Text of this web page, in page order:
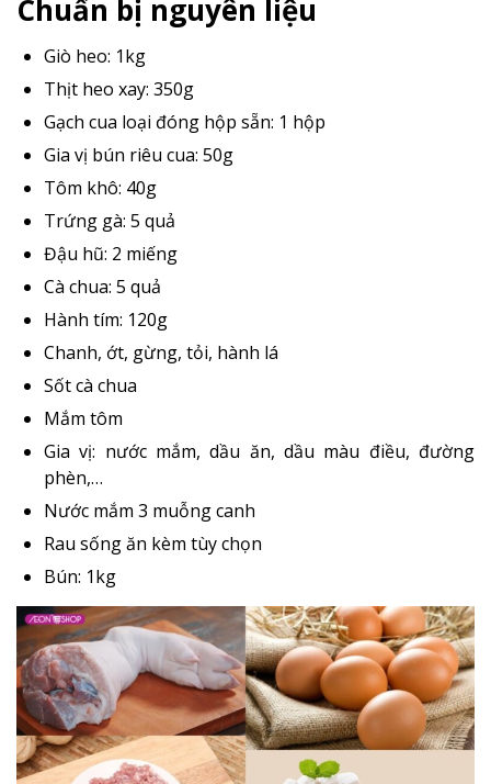
Chuẩn bị nguyên liệu
Giò heo: 1kg
Thịt heo xay: 350g
Gạch cua loại đóng hộp sẵn: 1 hộp
Gia vị bún riêu cua: 50g
Tôm khô: 40g
Trứng gà: 5 quả
Đậu hũ: 2 miếng
Cà chua: 5 quả
Hành tím: 120g
Chanh, ớt, gừng, tỏi, hành lá
Sốt cà chua
Mắm tôm
Gia vị: nước mắm, dầu ăn, dầu màu điều, đường
phèn,…
Nước mắm 3 muỗng canh
Rau sống ăn kèm tùy chọn
Bún: 1kg